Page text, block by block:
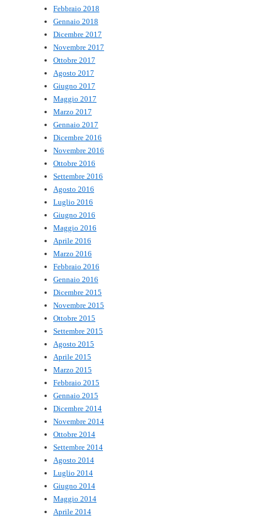
Febbraio 2018
Gennaio 2018
Dicembre 2017
Novembre 2017
Ottobre 2017
Agosto 2017
Giugno 2017
Maggio 2017
Marzo 2017
Gennaio 2017
Dicembre 2016
Novembre 2016
Ottobre 2016
Settembre 2016
Agosto 2016
Luglio 2016
Giugno 2016
Maggio 2016
Aprile 2016
Marzo 2016
Febbraio 2016
Gennaio 2016
Dicembre 2015
Novembre 2015
Ottobre 2015
Settembre 2015
Agosto 2015
Aprile 2015
Marzo 2015
Febbraio 2015
Gennaio 2015
Dicembre 2014
Novembre 2014
Ottobre 2014
Settembre 2014
Agosto 2014
Luglio 2014
Giugno 2014
Maggio 2014
Aprile 2014